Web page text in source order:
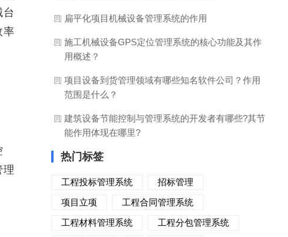
台
率
理
扁平化项目机械设备管理系统的作用
施工机械设备GPS定位管理系统的核心功能及其作
用概述？
项目设备到货管理领域有哪些知名软件公司？作用
范围是什么？
建筑设备节能控制与管理系统的开发者有哪些?其节
能作用体现在哪里?
热门标签
工程投标管理系统
招标管理
项目立项
工程合同管理系统
工程材料管理系统
工程分包管理系统